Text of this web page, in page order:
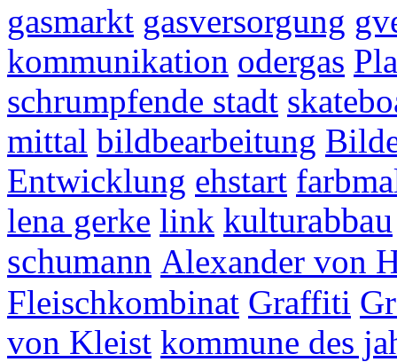
gasmarkt gasversorgung
kommunikation odergas
schrumpfende stadt
mittal bildbearbeitung
Entwicklung ehstart
lena gerke link kulturabbau
schumann Alexander von
Fleischkombinat Graffiti
von Kleist kommune des